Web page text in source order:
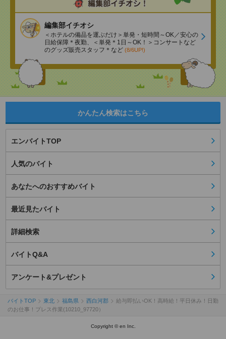
編集部イチオシ
＜ホテルの備品を運ぶだけ＞単発・短時間～OK／安心の
日給保障＊夜勤、＜単発＊1日～OK！＞コンサートなど
のグッズ販売スタッフ＊など (8/6UP!)
かんたん検索はこちら
エンバイトTOP
人気のバイト
あなたへのおすすめバイト
最近見たバイト
詳細検索
バイトQ&A
アンケート&プレゼント
バイトTOP 東北 福島県 西白河郡
給与即払いOK！高時給！平日休み！日勤
のお仕事！プレス作業(10210_97720）
Copyright © en Inc.